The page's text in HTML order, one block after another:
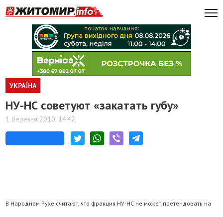
УКРАЇНА
НУ-НС советуют «закатать губу»
1 березня 2010, 14:42
В Народном Рухе считают, что фракция НУ-НС не может претендовать на